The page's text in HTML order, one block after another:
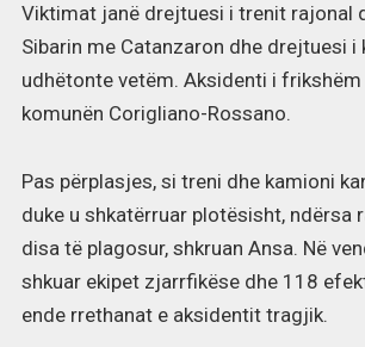
Viktimat janë drejtuesi i trenit rajonal
Sibarin me Catanzaron dhe drejtuesi i
udhëtonte vetëm. Aksidenti i frikshëm
komunën Corigliano-Rossano.
Pas përplasjes, si treni dhe kamioni
duke u shkatërruar plotësisht, ndërsa
disa të plagosur, shkruan Ansa. Në
shkuar ekipet zjarrfikëse dhe 118
ende rrethanat e aksidentit tragjik.